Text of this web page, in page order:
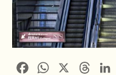
FacebookWhatsApp